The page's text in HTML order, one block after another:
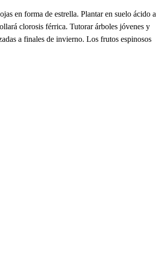
en forma de estrella. Plantar en suelo ácido a
clorosis férrica. Tutorar árboles jóvenes y
a finales de invierno. Los frutos espinosos